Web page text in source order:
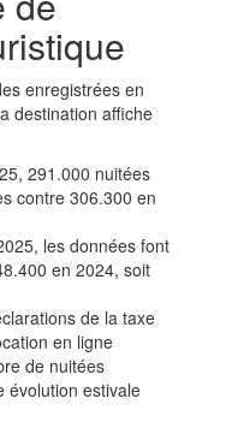
enregistrées en
destination affiche
291.000 nuitées
contre 306.300 en
les données font
en 2024, soit
de la taxe
en ligne
de nuitées
évolution estivale